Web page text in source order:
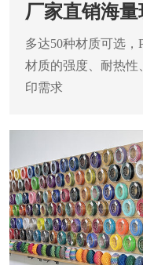
厂家直销海量
多达50种材质可选
材质的强度、耐热性
印需求